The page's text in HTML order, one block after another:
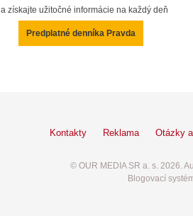
a získajte užitočné informácie na každý deň
Predplatné denníka Pravda
Kontakty Reklama Otázky
© OUR MEDIA SR a. s. 2026.
Blogovací